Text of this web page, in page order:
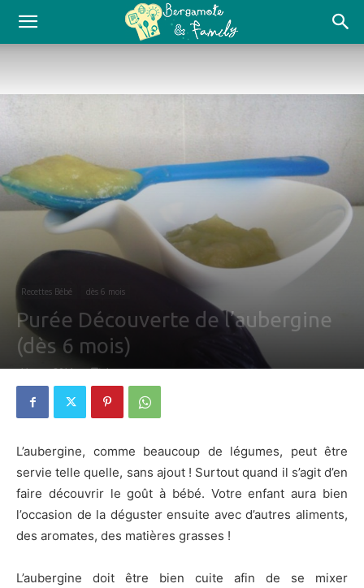
Recettes Bébé dès 6 mois
Purée Découverte de l’aubergine
(dès 6 mois)
11 mars 2014 1
L’aubergine, comme beaucoup de légumes, peut être
servie telle quelle, sans ajout ! Surtout quand il s’agit d’en
faire découvrir le goût à bébé. Votre enfant aura bien
l’occasion de la déguster ensuite avec d’autres aliments,
des aromates, des matières grasses !
L’aubergine doit être bien cuite afin de se mixer